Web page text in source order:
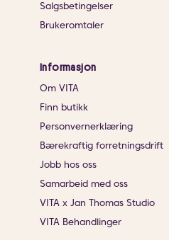
Salgsbetingelser
Brukeromtaler
Informasjon
Om VITA
Finn butikk
Personvernerklæring
Bærekraftig forretningsdrift
Jobb hos oss
Samarbeid med oss
VITA x Jan Thomas Studio
VITA Behandlinger